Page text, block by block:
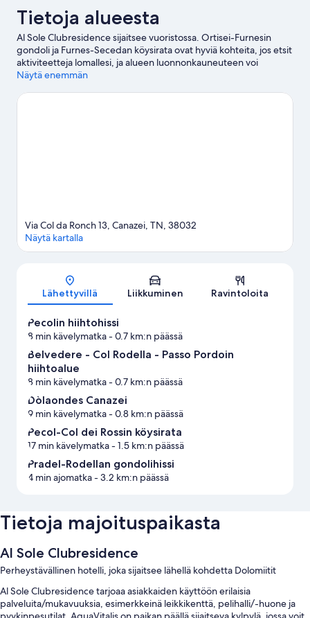
Tietoja alueesta
Al Sole Clubresidence sijaitsee vuoristossa. Ortisei-Furnesin
gondoli ja Furnes-Secedan köysirata ovat hyviä kohteita, jos etsit
aktiviteetteja lomallesi, ja alueen luonnonkauneuteen voi
tutustua kohteissa Dolomiitit ja Val Gardenan laakso. Oletko
vuoristomaja ovat vierailun arvoisia. Osallistu alueen tarjoamiin
Näytä enemmän
Kartta
Via Col da Ronch 13, Canazei, TN, 38032
Näytä kartalla
Lähettyvillä Liikkuminen Ravintoloita
Pecolin hiihtohissi
8 min kävelymatka- 0.7 km:n päässä
Belvedere - Col Rodella - Passo Pordoin
hiihtoalue
8 min kävelymatka- 0.7 km:n päässä
Dòlaondes Canazei
9 min kävelymatka- 0.8 km:n päässä
Pecol-Col dei Rossin köysirata
17 min kävelymatka- 1.5 km:n päässä
Pradel-Rodellan gondolihissi
4 min ajomatka- 3.2 km:n päässä
Tietoja majoituspaikasta
Al Sole Clubresidence
Perheystävällinen hotelli, joka sijaitsee lähellä kohdetta Dolomiitit
Al Sole Clubresidence tarjoaa asiakkaiden käyttöön erilaisia
palveluita/mukavuuksia, esimerkkeinä leikkikenttä, pelihalli/-huone ja